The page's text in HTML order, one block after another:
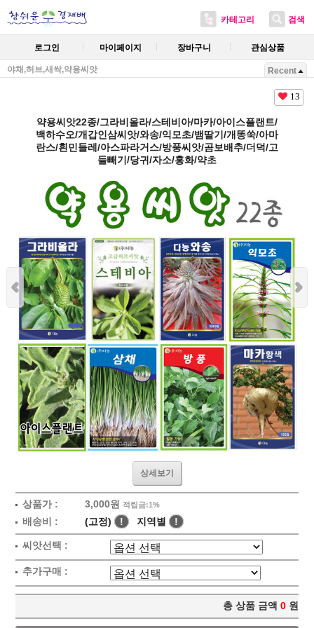
카테고리 검색
로그인 마이페이지 장바구니 관심상품
야채,허브,새싹,약용씨앗 Recent
13
약용씨앗22종/그라비올라/스테비아/마카/아이스플랜트/
백하수오/개갑인삼씨앗/와송/익모초/뱀딸기/개똥쑥/아마
란스/흰민들레/아스파라거스/방풍씨앗/곰보배추/더덕/고
들빼기/당귀/자소/홍화/약초
상세보기
상품가 : 3,000원 적립금:1%
배송비 : (고정) ! 지역별 !
씨앗선택 :
추가구매 :
총 상품 금액 0 원